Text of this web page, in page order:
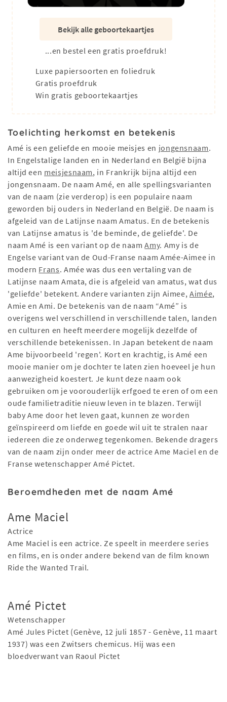
Bekijk alle geboortekaartjes
...en bestel een gratis proefdruk!
Luxe papiersoorten en foliedruk
Gratis proefdruk
Win gratis geboortekaartjes
Toelichting herkomst en betekenis
Amé is een geliefde en mooie meisjes en jongensnaam.
In Engelstalige landen en in Nederland en België bijna
altijd een meisjesnaam, in Frankrijk bijna altijd een
jongensnaam. De naam Amé, en alle spellingsvarianten
van de naam (zie verderop) is een populaire naam
geworden bij ouders in Nederland en België. De naam is
afgeleid van de Latijnse naam Amatus. En de betekenis
van Latijnse amatus is 'de beminde, de geliefde'. De
naam Amé is een variant op de naamAmy. Amy is de
Engelse variant van de Oud-Franse naam Amée-Aimee in
modern Frans. Amée was dus een vertaling van de
Latijnse naam Amata, die is afgeleid van amatus, wat dus
'geliefde' betekent. Andere varianten zijn Aimee,Aimée,
Amie en Ami. De betekenis van de naam “Amé” is
overigens wel verschillend in verschillende talen, landen
en culturen en heeft meerdere mogelijk dezelfde of
verschillende betekenissen. In Japan betekent de naam
Ame bijvoorbeeld 'regen'. Kort en krachtig, is Amé een
mooie manier om je dochter te laten zien hoeveel je hun
aanwezigheid koestert. Je kunt deze naam ook
gebruiken om je voorouderlijk erfgoed te eren of om een
​​oude familietraditie nieuw leven in te blazen. Terwijl
baby Ame door het leven gaat, kunnen ze worden
geïnspireerd om liefde en goede wil uit te stralen naar
iedereen die ze onderweg tegenkomen. Bekende dragers
van de naam zijn onder meer de actrice Ame Maciel en de
Franse wetenschapper Amé Pictet.
Beroemdheden met de naam Amé
Ame Maciel
Actrice
Ame Maciel is een actrice. Ze speelt in meerdere series
en films, en is onder andere bekend van de film known
Ride the Wanted Trail.
Amé Pictet
Wetenschapper
Amé Jules Pictet (Genève, 12 juli 1857 - Genève, 11 maart
1937) was een Zwitsers chemicus. Hij was een
bloedverwant van Raoul Pictet